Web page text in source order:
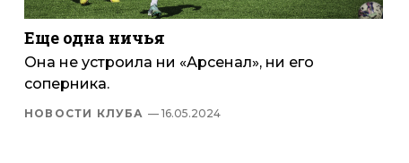
Еще одна ничья
Она не устроила ни «Арсенал», ни его
соперника.
НОВОСТИ КЛУБА — 16.05.2024